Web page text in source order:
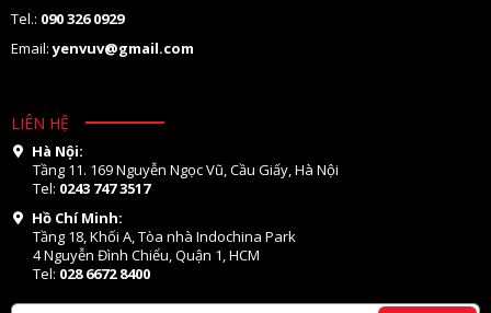
Tel.: 090 326 0929
Email:yenvuv@gmail.com
LIÊN HỆ
Hà Nội:
Tầng 11. 169 Nguyễn Ngọc Vũ, Cầu Giấy, Hà Nội
Tel: 0243 747 3517
Hồ Chí Minh:
Tầng 18, Khối A, Tòa nhà Indochina Park
4 Nguyễn Đình Chiểu, Quận 1, HCM
Tel: 028 6672 8400